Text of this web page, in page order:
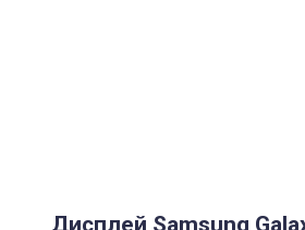
Дисплей Samsung